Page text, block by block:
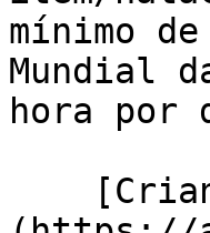
mínimo
Mundial
hora por